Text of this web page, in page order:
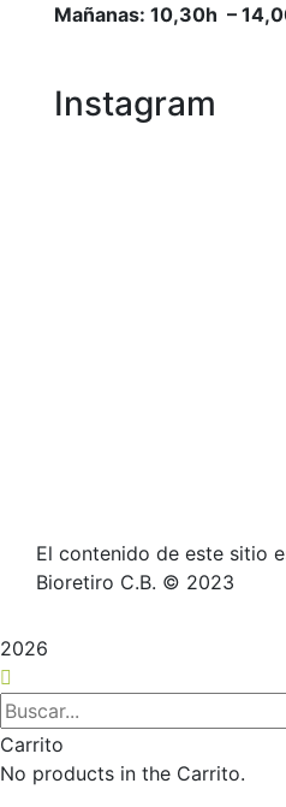
Mañanas: 10,30h –
Instagram
El contenido de este sitio
Bioretiro C.B. © 2023
2026
Carrito
No products in the Carrito.